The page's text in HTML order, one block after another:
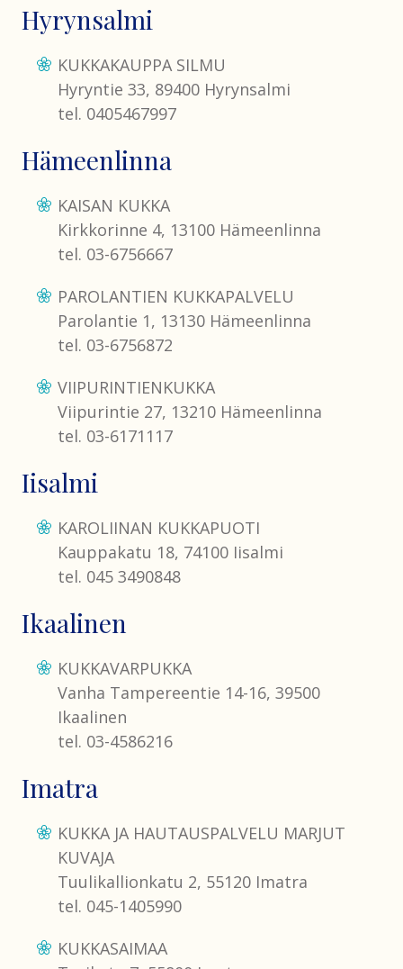
Hyrynsalmi
KUKKAKAUPPA SILMU
Hyryntie 33, 89400 Hyrynsalmi
tel. 0405467997
Hämeenlinna
KAISAN KUKKA
Kirkkorinne 4, 13100 Hämeenlinna
tel. 03-6756667
PAROLANTIEN KUKKAPALVELU
Parolantie 1, 13130 Hämeenlinna
tel. 03-6756872
VIIPURINTIENKUKKA
Viipurintie 27, 13210 Hämeenlinna
tel. 03-6171117
Iisalmi
KAROLIINAN KUKKAPUOTI
Kauppakatu 18, 74100 Iisalmi
tel. 045 3490848
Ikaalinen
KUKKAVARPUKKA
Vanha Tampereentie 14-16, 39500
Ikaalinen
tel. 03-4586216
Imatra
KUKKA JA HAUTAUSPALVELU MARJUT
KUVAJA
Tuulikallionkatu 2, 55120 Imatra
tel. 045-1405990
KUKKASAIMAA